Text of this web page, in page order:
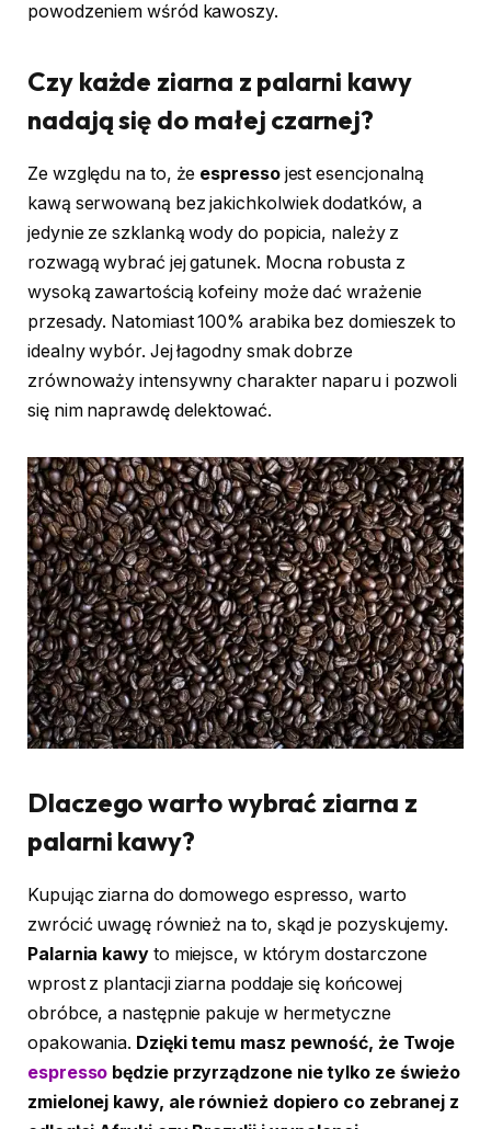
powodzeniem wśród kawoszy.
Czy każde ziarna z palarni kawy
nadają się do małej czarnej?
Ze względu na to, że espressojest esencjonalną
kawą serwowaną bez jakichkolwiek dodatków, a
jedynie ze szklanką wody do popicia, należy z
rozwagą wybrać jej gatunek. Mocna robusta z
wysoką zawartością kofeiny może dać wrażenie
przesady. Natomiast 100% arabika bez domieszek to
idealny wybór. Jej łagodny smak dobrze
zrównoważy intensywny charakter naparu i pozwoli
się nim naprawdę delektować.
Dlaczego warto wybrać ziarna z
palarni kawy?
Kupując ziarna do domowego espresso, warto
zwrócić uwagę również na to, skąd je pozyskujemy.
Palarnia kawyto miejsce, w którym dostarczone
wprost z plantacji ziarna poddaje się końcowej
obróbce, a następnie pakuje w hermetyczne
opakowania. Dzięki temu masz pewność, że Twoje
espresso będzie przyrządzone nie tylko ze świeżo
zmielonej kawy, ale również dopiero co zebranej z